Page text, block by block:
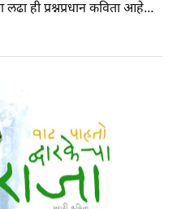
ही प्रश्नप्रधान कविता आहे...